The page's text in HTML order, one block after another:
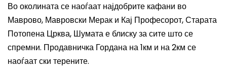
Во околината се наоѓаат најдобрите кафани во
Маврово, Мавровски Мерак и Кај Професорот, Старата
Потопена Црква, Шумата е блиску за сите што се
спремни. Продавничка Гордана на 1км и на 2км се
наоѓаат ски терените.